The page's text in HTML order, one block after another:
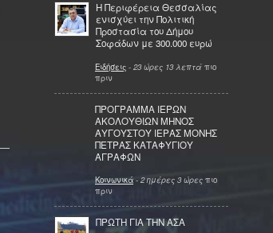
Η Περιφέρεια Θεσσαλίας
ενισχύει την Πολιτική
Προστασία του Δήμου
Σοφάδων με 300.000 ευρώ
Ειδήσεις - 23 ώρες 13 λεπτά πιο
πριν
ΠΡΟΓΡΑΜΜΑ ΙΕΡΩΝ
ΑΚΟΛΟΥΘΙΩΝ ΜΗΝΟΣ
ΑΥΓΟΥΣΤΟΥ ΙΕΡΑΣ ΜΟΝΗΣ
ΠΕΤΡΑΣ ΚΑΤΑΦΥΓΙΟΥ
ΑΓΡΑΦΩΝ
Κοινωνικά - 2 ημέρες 3 ώρες πιο
πριν
ΠΡΩΤΗ ΓΙΑ ΤΗΝ ΑΣΑ